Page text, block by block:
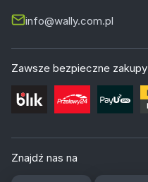
info@wally.com.pl
Zawsze bezpieczne zakupy
Znajdź nas na